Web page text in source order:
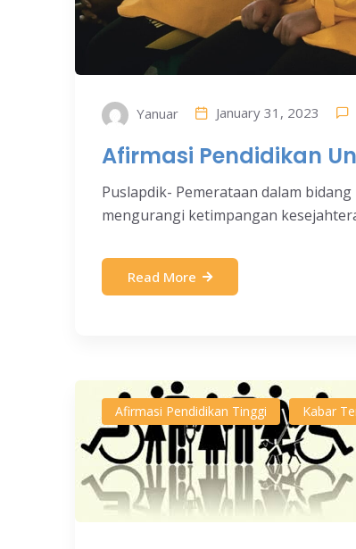
Yanuar January 31, 2023
Afirmasi Pendidikan
Puslapdik- Pemerataan dalam
mengurangi ketimpangan
Read More
Afirmasi Pendidikan Tinggi Kabar